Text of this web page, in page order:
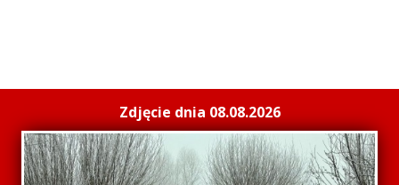
Zdjęcie dnia 08.08.2026